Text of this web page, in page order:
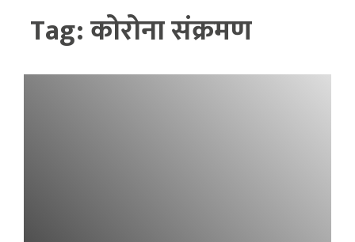
Tag:कोरोना संक्रमण